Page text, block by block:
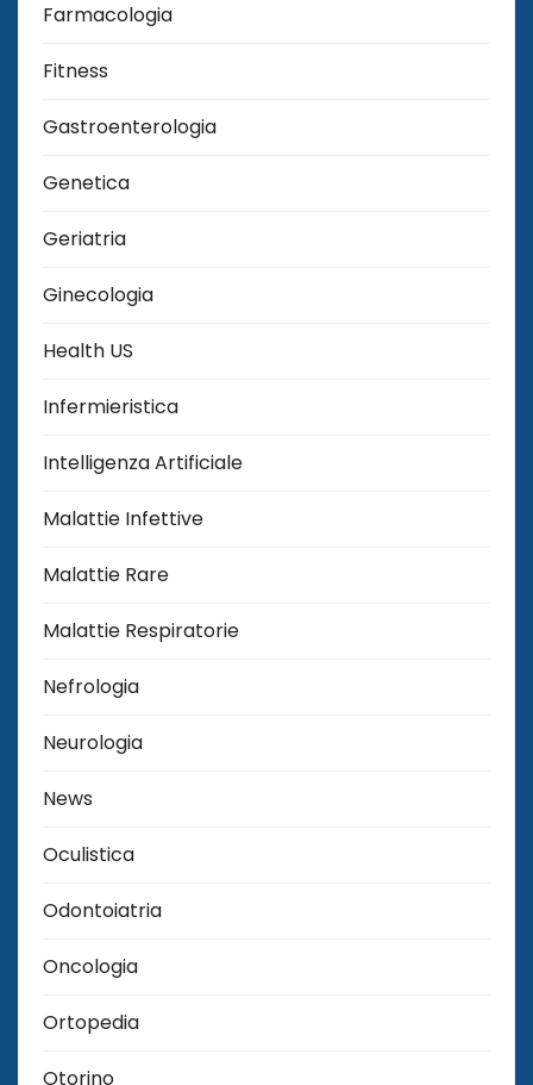
Farmacologia
Fitness
Gastroenterologia
Genetica
Geriatria
Ginecologia
Health US
Infermieristica
Intelligenza Artificiale
Malattie Infettive
Malattie Rare
Malattie Respiratorie
Nefrologia
Neurologia
News
Oculistica
Odontoiatria
Oncologia
Ortopedia
Otorino